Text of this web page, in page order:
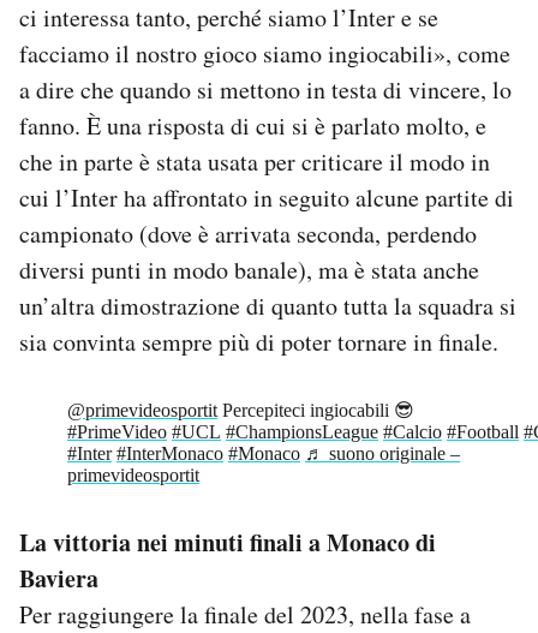
ci interessa tanto, perché siamo l’Inter e se
facciamo il nostro gioco siamo ingiocabili», come
a dire che quando si mettono in testa di vincere, lo
fanno. È una risposta di cui si è parlato molto, e
che in parte è stata usata per criticare il modo in
cui l’Inter ha affrontato in seguito alcune partite di
campionato (dove è arrivata seconda, perdendo
diversi punti in modo banale), ma è stata anche
un’altra dimostrazione di quanto tutta la squadra si
sia convinta sempre più di poter tornare in finale.
@primevideosportit Percepiteci ingiocabili 😎
#PrimeVideo #UCL #ChampionsLeague #Calcio #Football
#Inter #InterMonaco #Monaco ♬ suono originale –
primevideosportit
La vittoria nei minuti finali a Monaco di
Baviera
Per raggiungere la finale del 2023, nella fase a